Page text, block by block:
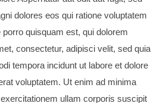
dolores eos qui ratione voluptatem
quisquam est, qui dolorem
consectetur, adipisci velit, sed quia
tempora incidunt ut labore et dolore
voluptatem. Ut enim ad minima
ullam corporis suscipit